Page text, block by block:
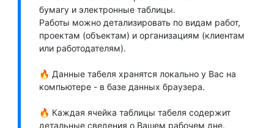
бумагу и электронные таблицы.
Работы можно детализировать по видам работ,
проектам (объектам) и организациям (клиентам
или работодателям).
🔥 Данные табеля хранятся локально у Вас на
компьютере - в базе данных браузера.
🔥 Каждая ячейка таблицы табеля содержит
детальные сведения о Вашем рабочем дне.